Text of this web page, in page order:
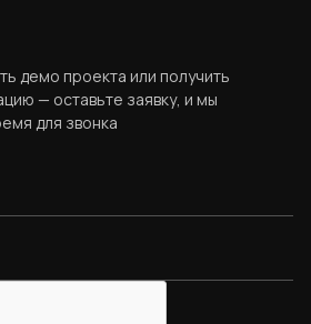
демо проекта или получить
— оставьте заявку, и мы
для звонка